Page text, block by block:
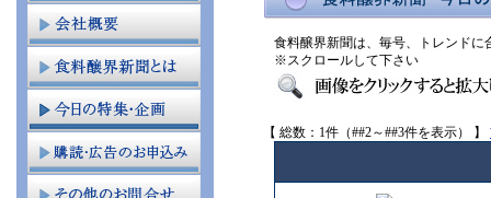
食料醸界新聞は、毎号、トレンド
※スクロールして下さい
【 総数：1件（##2～##3件を表示） 】